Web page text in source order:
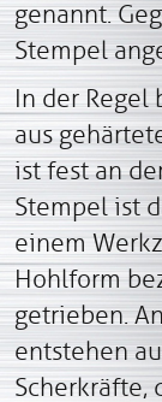
genannt.
Stempel
In der Regel
aus
ist fest an
Stempel ist
einem
Hohlform
getrieben.
entstehen
Scherkräfte,